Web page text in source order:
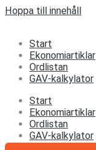
Hoppa till innehåll
Start
Ekonomiartiklar
Ordlistan
GAV-kalkylator
Start
Ekonomiartiklar
Ordlistan
GAV-kalkylator